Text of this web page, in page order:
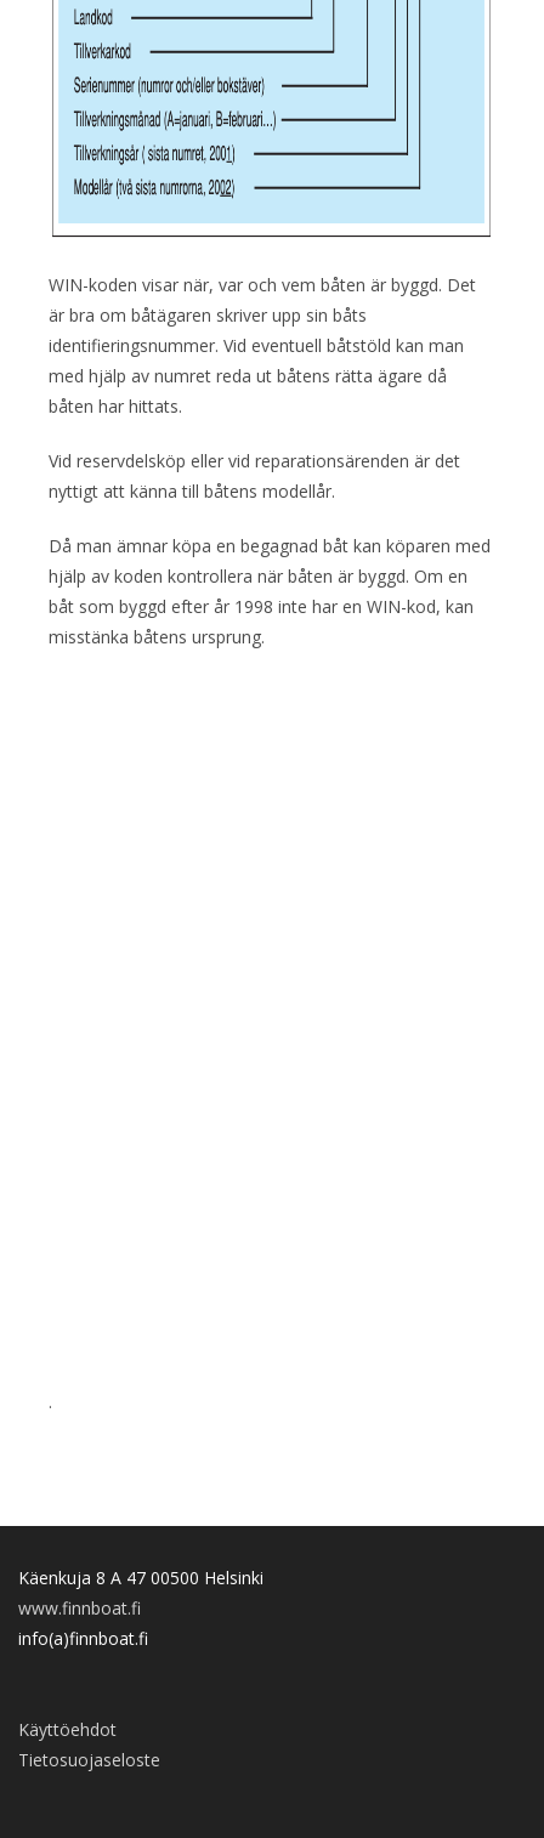
WIN-koden visar när, var och vem båten är byggd. Det
är bra om båtägaren skriver upp sin båts
identifieringsnummer. Vid eventuell båtstöld kan man
med hjälp av numret reda ut båtens rätta ägare då
båten har hittats.
Vid reservdelsköp eller vid reparationsärenden är det
nyttigt att känna till båtens modellår.
Då man ämnar köpa en begagnad båt kan köparen med
hjälp av koden kontrollera när båten är byggd. Om en
båt som byggd efter år 1998 inte har en WIN-kod, kan
misstänka båtens ursprung.
.
Käenkuja 8 A 47 00500 Helsinki
www.finnboat.fi
info(a)finnboat.fi
Käyttöehdot
Tietosuojaseloste